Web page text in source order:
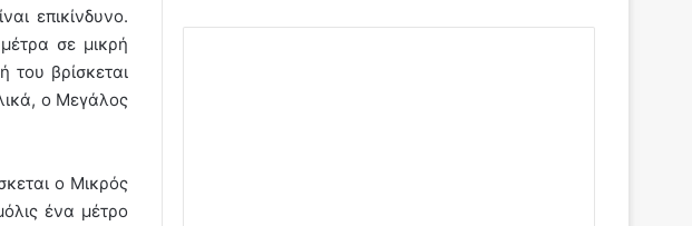
επικίνδυνο.
σε μικρή
βρίσκεται
ο Μεγάλος
ο Μικρός
ένα μέτρο